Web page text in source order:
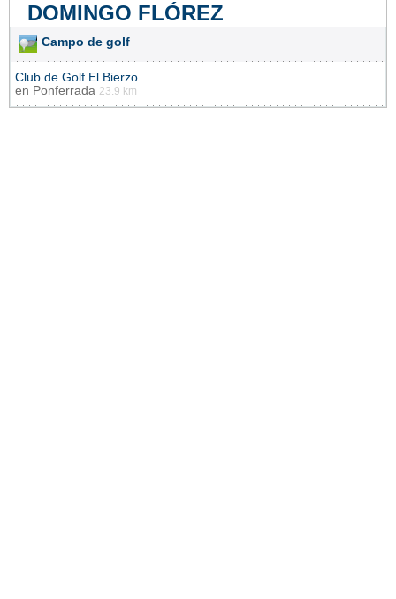
DOMINGO FLÓREZ
Campo de golf
Club de Golf El Bierzo
en Ponferrada 23.9 km